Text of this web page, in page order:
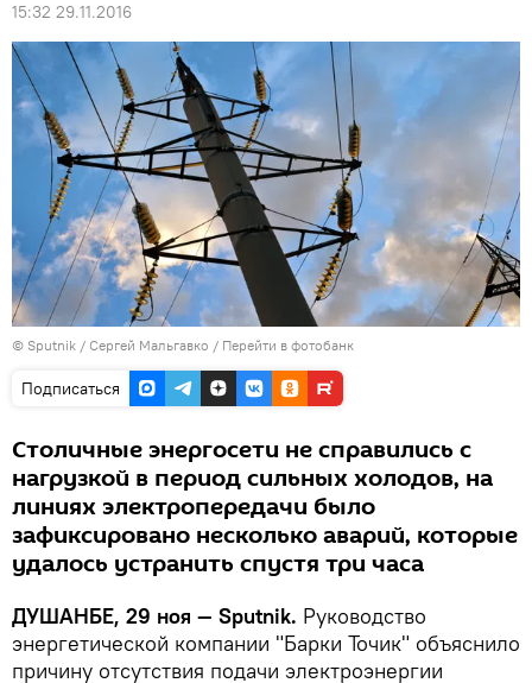
15:32 29.11.2016
© Sputnik / Сергей Мальгавко / Перейти в фотобанк
Подписаться
Столичные энергосети не справились с
нагрузкой в период сильных холодов, на
линиях электропередачи было
зафиксировано несколько аварий, которые
удалось устранить спустя три часа
ДУШАНБЕ, 29 ноя — Sputnik. Руководство
энергетической компании "Барки Точик" объяснило
причину отсутствия подачи электроэнергии